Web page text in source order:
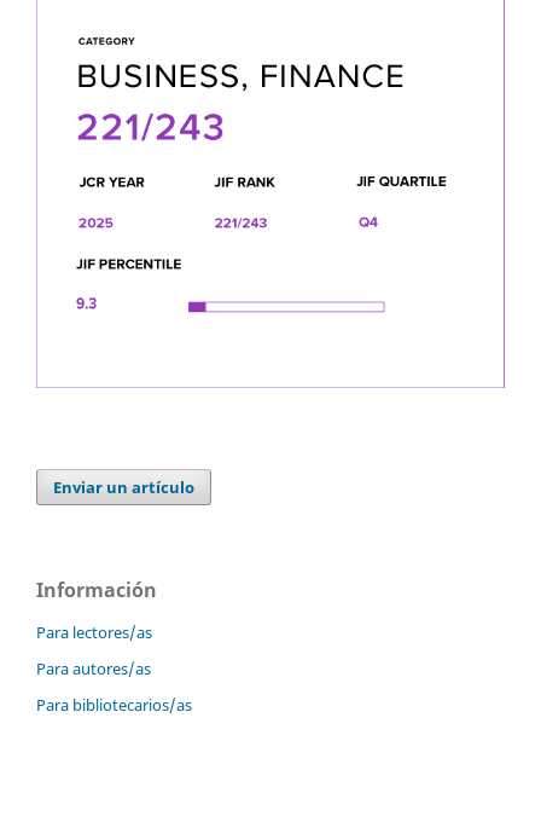
Enviar un artículo
Información
Para lectores/as
Para autores/as
Para bibliotecarios/as